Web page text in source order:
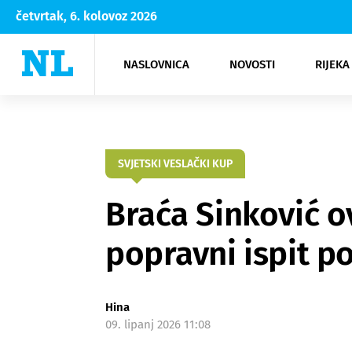
četvrtak, 6. kolovoz 2026
NASLOVNICA NOVOSTI
Rijeka Opatija
NK
Moda
Kultura
SVJETSKI VESLAČKI KUP
Braća Sinković
popravni ispit
Hina
09. lipanj 2026 11:08